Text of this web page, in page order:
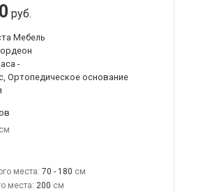
руб.
Мебель
-
Ортопедическое основание
места: 70 - 180
места: 200